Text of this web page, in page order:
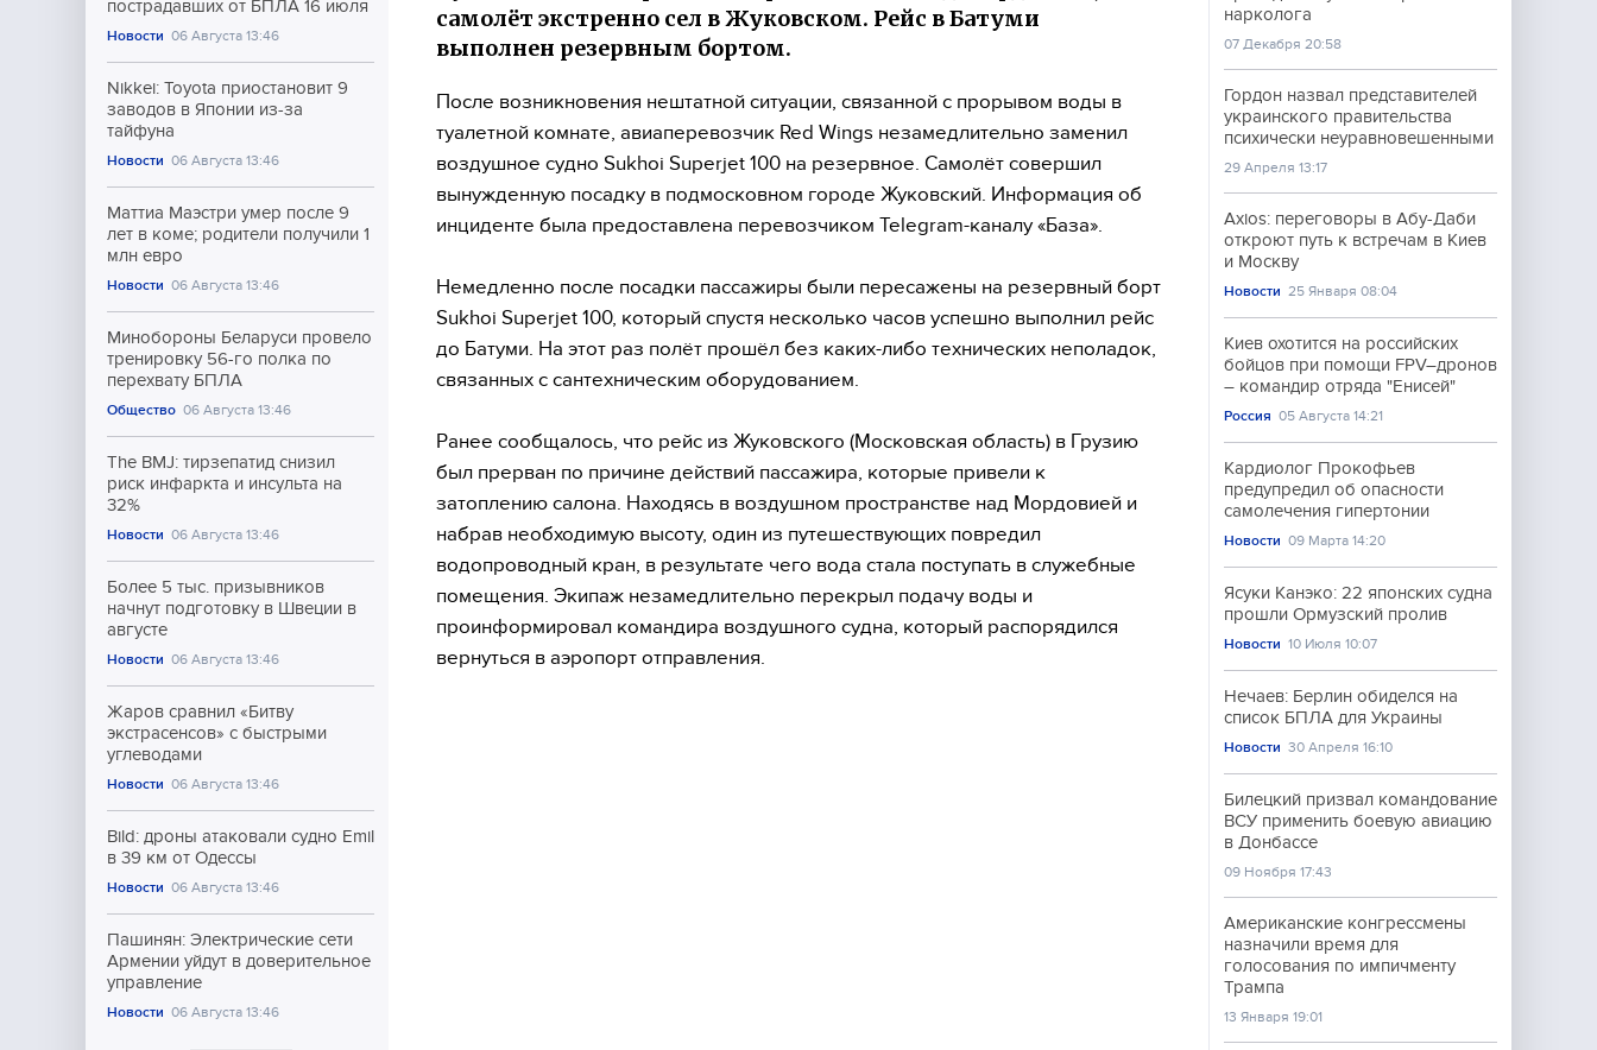
пострадавших от БПЛА 16 июля
Новости 06 Августа 13:46
Nikkei: Toyota приостановит 9
заводов в Японии из-за
тайфуна
Новости 06 Августа 13:46
Маттиа Маэстри умер после 9
лет в коме; родители получили 1
млн евро
Новости 06 Августа 13:46
Минобороны Беларуси провело
тренировку 56-го полка по
перехвату БПЛА
Общество 06 Августа 13:46
The BMJ: тирзепатид снизил
риск инфаркта и инсульта на
32%
Новости 06 Августа 13:46
Более 5 тыс. призывников
начнут подготовку в Швеции в
августе
Новости 06 Августа 13:46
Жаров сравнил «Битву
экстрасенсов» с быстрыми
углеводами
Новости 06 Августа 13:46
Bild: дроны атаковали судно Emil
в 39 км от Одессы
Новости 06 Августа 13:46
Пашинян: Электрические сети
Армении уйдут в доверительное
управление
Новости 06 Августа 13:46
самолёт экстренно сел в Жуковском. Рейс в Батуми
выполнен резервным бортом.
После возникновения нештатной ситуации, связанной с прорывом воды в
туалетной комнате, авиаперевозчик Red Wings незамедлительно заменил
воздушное судно Sukhoi Superjet 100 на резервное. Самолёт совершил
вынужденную посадку в подмосковном городе Жуковский. Информация об
инциденте была предоставлена перевозчиком Telegram-каналу «База».
Немедленно после посадки пассажиры были пересажены на резервный борт
Sukhoi Superjet 100, который спустя несколько часов успешно выполнил рейс
до Батуми. На этот раз полёт прошёл без каких-либо технических неполадок,
связанных с сантехническим оборудованием.
Ранее сообщалось, что рейс из Жуковского (Московская область) в Грузию
был прерван по причине действий пассажира, которые привели к
затоплению салона. Находясь в воздушном пространстве над Мордовией и
набрав необходимую высоту, один из путешествующих повредил
водопроводный кран, в результате чего вода стала поступать в служебные
помещения. Экипаж незамедлительно перекрыл подачу воды и
проинформировал командира воздушного судна, который распорядился
вернуться в аэропорт отправления.
нарколога
07 Декабря 20:58
Гордон назвал представителей
украинского правительства
психически неуравновешенными
29 Апреля 13:17
Axios: переговоры в Абу-Даби
откроют путь к встречам в Киев
и Москву
Новости 25 Января 08:04
Киев охотится на российских
бойцов при помощи FPV–дронов
– командир отряда "Енисей"
Россия 05 Августа 14:21
Кардиолог Прокофьев
предупредил об опасности
самолечения гипертонии
Новости 09 Марта 14:20
Ясуки Канэко: 22 японских судна
прошли Ормузский пролив
Новости 10 Июля 10:07
Нечаев: Берлин обиделся на
список БПЛА для Украины
Новости 30 Апреля 16:10
Билецкий призвал командование
ВСУ применить боевую авиацию
в Донбассе
09 Ноября 17:43
Американские конгрессмены
назначили время для
голосования по импичменту
Трампа
13 Января 19:01